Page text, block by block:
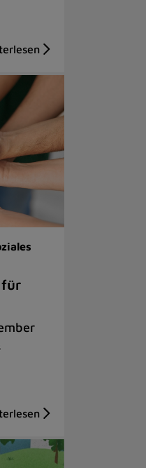
für